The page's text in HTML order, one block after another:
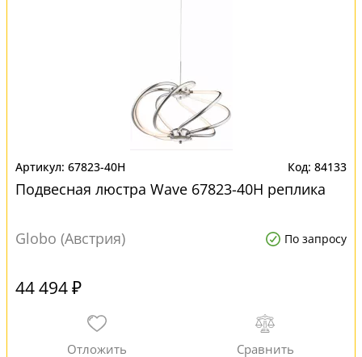
67823-40H 84133
Подвесная люстра Wave 67823-40H реплика
Globo (Австрия) По запросу
44 494 ₽